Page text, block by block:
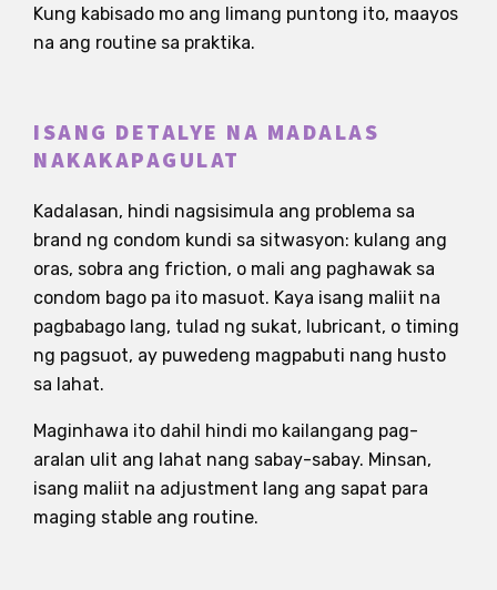
Kung kabisado mo ang limang puntong ito, maayos
na ang routine sa praktika.
ISANG DETALYE NA MADALAS
NAKAKAPAGULAT
Kadalasan, hindi nagsisimula ang problema sa
brand ng condom kundi sa sitwasyon: kulang ang
oras, sobra ang friction, o mali ang paghawak sa
condom bago pa ito masuot. Kaya isang maliit na
pagbabago lang, tulad ng sukat, lubricant, o timing
ng pagsuot, ay puwedeng magpabuti nang husto
sa lahat.
Maginhawa ito dahil hindi mo kailangang pag-
aralan ulit ang lahat nang sabay-sabay. Minsan,
isang maliit na adjustment lang ang sapat para
maging stable ang routine.